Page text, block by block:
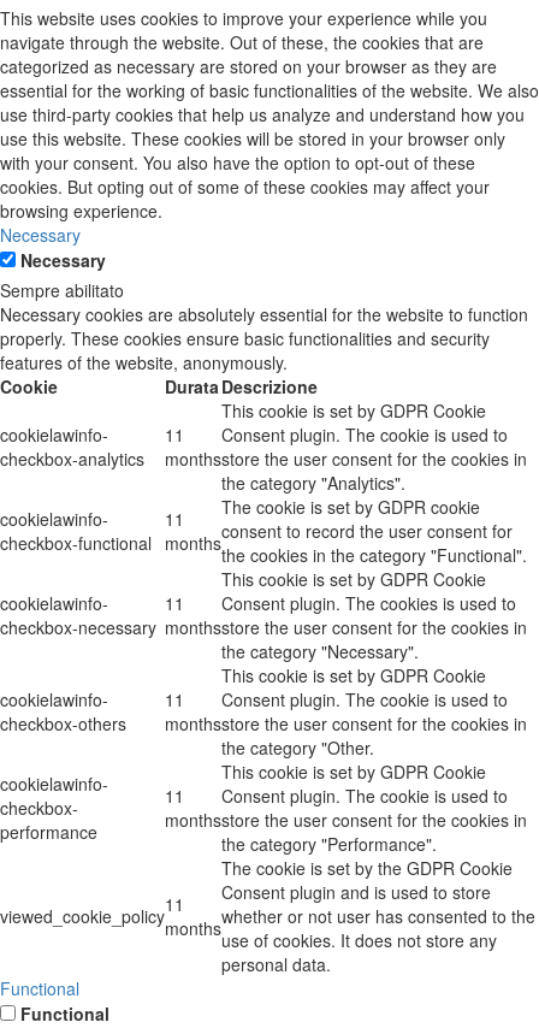
This website uses cookies to improve your experience while you
navigate through the website. Out of these, the cookies that are
categorized as necessary are stored on your browser as they are
essential for the working of basic functionalities of the website. We also
use third-party cookies that help us analyze and understand how you
use this website. These cookies will be stored in your browser only
with your consent. You also have the option to opt-out of these
cookies. But opting out of some of these cookies may affect your
browsing experience.
Necessary
Necessary
Sempre abilitato
Necessary cookies are absolutely essential for the website to function
properly. These cookies ensure basic functionalities and security
features of the website, anonymously.
Cookie
DurataDescrizione
cookielawinfo-
checkbox-analytics
11
months
This cookie is set by GDPR Cookie
Consent plugin. The cookie is used to
store the user consent for the cookies in
the category "Analytics".
cookielawinfo-
checkbox-functional
11
months
The cookie is set by GDPR cookie
consent to record the user consent for
the cookies in the category "Functional".
cookielawinfo-
checkbox-necessary
11
months
This cookie is set by GDPR Cookie
Consent plugin. The cookies is used to
store the user consent for the cookies in
the category "Necessary".
cookielawinfo-
checkbox-others
11
months
This cookie is set by GDPR Cookie
Consent plugin. The cookie is used to
store the user consent for the cookies in
the category "Other.
cookielawinfo-
checkbox-
performance
11
months
This cookie is set by GDPR Cookie
Consent plugin. The cookie is used to
store the user consent for the cookies in
the category "Performance".
viewed_cookie_policy11
months
The cookie is set by the GDPR Cookie
Consent plugin and is used to store
whether or not user has consented to the
use of cookies. It does not store any
personal data.
Functional
Functional